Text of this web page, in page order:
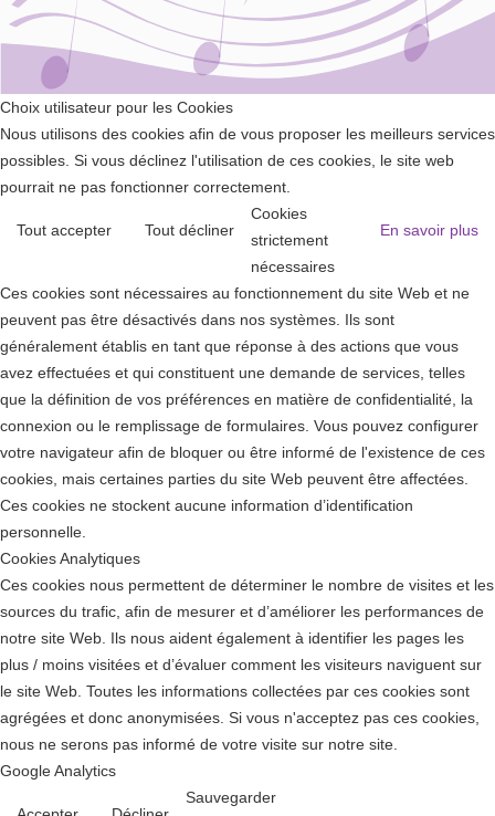
Choix utilisateur pour les Cookies
Nous utilisons des cookies afin de vous proposer les meilleurs services
possibles. Si vous déclinez l'utilisation de ces cookies, le site web
pourrait ne pas fonctionner correctement.
Tout accepter Tout décliner En savoir plus
Cookies
strictement
nécessaires
Ces cookies sont nécessaires au fonctionnement du site Web et ne
peuvent pas être désactivés dans nos systèmes. Ils sont
généralement établis en tant que réponse à des actions que vous
avez effectuées et qui constituent une demande de services, telles
que la définition de vos préférences en matière de confidentialité, la
connexion ou le remplissage de formulaires. Vous pouvez configurer
votre navigateur afin de bloquer ou être informé de l'existence de ces
cookies, mais certaines parties du site Web peuvent être affectées.
Ces cookies ne stockent aucune information d’identification
personnelle.
Cookies Analytiques
Ces cookies nous permettent de déterminer le nombre de visites et les
sources du trafic, afin de mesurer et d’améliorer les performances de
notre site Web. Ils nous aident également à identifier les pages les
plus / moins visitées et d’évaluer comment les visiteurs naviguent sur
le site Web. Toutes les informations collectées par ces cookies sont
agrégées et donc anonymisées. Si vous n'acceptez pas ces cookies,
nous ne serons pas informé de votre visite sur notre site.
Google Analytics
Sauvegarder